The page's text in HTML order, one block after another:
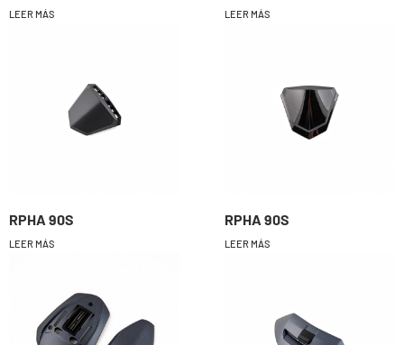
LEER MÁS LEER MÁS
RPHA 90S
LEER MÁS
RPHA 90S
LEER MÁS